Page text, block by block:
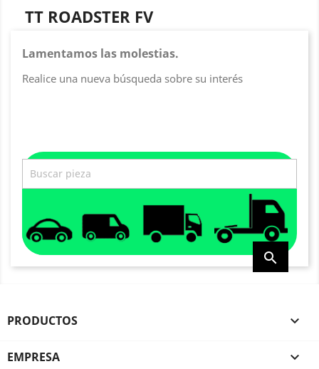
TT ROADSTER FV
Lamentamos las molestias.
Realice una nueva búsqueda sobre su interés

PRODUCTOS 
EMPRESA 